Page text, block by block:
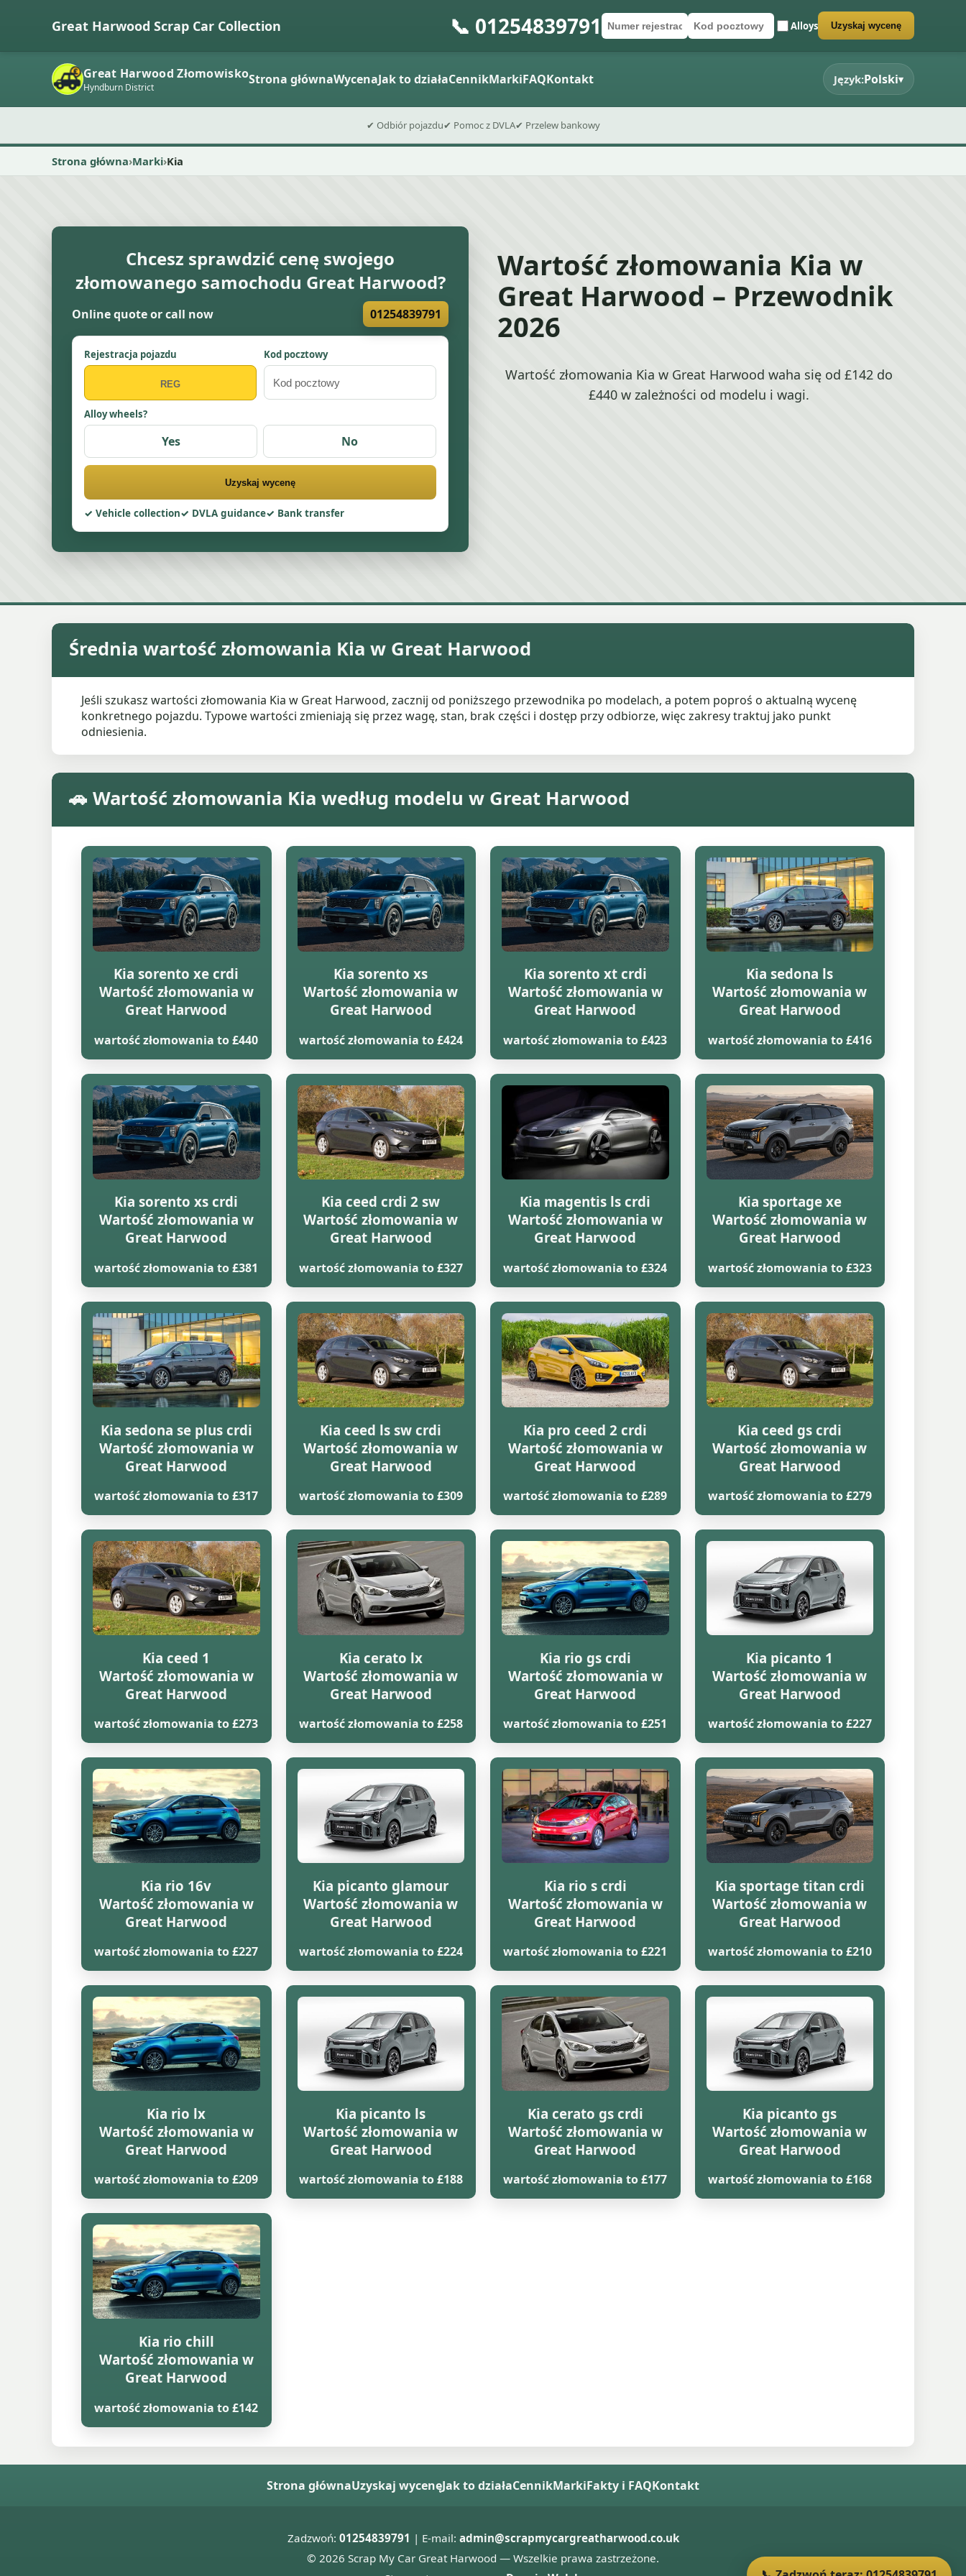
Great Harwood Scrap Car Collection 📞 01254839791Numer rejestracyjny
Kod pocztowy Alloys
Wyślij formularz wyceny Uzyskaj wycenę
Great Harwood Złomowisko
Hyndburn District Strona głównaWycenaJak to działaCennikMarkiFAQKontakt Język:Polski▾
✔ Odbiór pojazdu✔ Pomoc z DVLA✔ Przelew bankowy
Strona główna Marki Kia
Chcesz sprawdzić cenę swojego
złomowanego samochodu Great Harwood?
Online quote or call now 01254839791
Rejestracja pojazdu Kod pocztowy
Alloy wheels?
Yes No
Uzyskaj wycenę
Vehicle collection DVLA guidance Bank transfer
Wartość złomowania Kia w
Great Harwood – Przewodnik
2026
Wartość złomowania Kia w Great Harwood waha się od £142 do
£440 w zależności od modelu i wagi.
Średnia wartość złomowania Kia w Great Harwood
Jeśli szukasz wartości złomowania Kia w Great Harwood, zacznij od poniższego przewodnika po modelach, a potem poproś o aktualną wycenę
konkretnego pojazdu. Typowe wartości zmieniają się przez wagę, stan, brak części i dostęp przy odbiorze, więc zakresy traktuj jako punkt
odniesienia.
🚗 Wartość złomowania Kia według modelu w Great Harwood
Kia sorento xe crdi
Wartość złomowania w
Great Harwood
wartość złomowania to £440
Kia sorento xs
Wartość złomowania w
Great Harwood
wartość złomowania to £424
Kia sorento xt crdi
Wartość złomowania w
Great Harwood
wartość złomowania to £423
Kia sedona ls
Wartość złomowania w
Great Harwood
wartość złomowania to £416
Kia sorento xs crdi
Wartość złomowania w
Great Harwood
wartość złomowania to £381
Kia ceed crdi 2 sw
Wartość złomowania w
Great Harwood
wartość złomowania to £327
Kia magentis ls crdi
Wartość złomowania w
Great Harwood
wartość złomowania to £324
Kia sportage xe
Wartość złomowania w
Great Harwood
wartość złomowania to £323
Kia sedona se plus crdi
Wartość złomowania w
Great Harwood
wartość złomowania to £317
Kia ceed ls sw crdi
Wartość złomowania w
Great Harwood
wartość złomowania to £309
Kia pro ceed 2 crdi
Wartość złomowania w
Great Harwood
wartość złomowania to £289
Kia ceed gs crdi
Wartość złomowania w
Great Harwood
wartość złomowania to £279
Kia ceed 1
Wartość złomowania w
Great Harwood
wartość złomowania to £273
Kia cerato lx
Wartość złomowania w
Great Harwood
wartość złomowania to £258
Kia rio gs crdi
Wartość złomowania w
Great Harwood
wartość złomowania to £251
Kia picanto 1
Wartość złomowania w
Great Harwood
wartość złomowania to £227
Kia rio 16v
Wartość złomowania w
Great Harwood
wartość złomowania to £227
Kia picanto glamour
Wartość złomowania w
Great Harwood
wartość złomowania to £224
Kia rio s crdi
Wartość złomowania w
Great Harwood
wartość złomowania to £221
Kia sportage titan crdi
Wartość złomowania w
Great Harwood
wartość złomowania to £210
Kia rio lx
Wartość złomowania w
Great Harwood
wartość złomowania to £209
Kia picanto ls
Wartość złomowania w
Great Harwood
wartość złomowania to £188
Kia cerato gs crdi
Wartość złomowania w
Great Harwood
wartość złomowania to £177
Kia picanto gs
Wartość złomowania w
Great Harwood
wartość złomowania to £168
Kia rio chill
Wartość złomowania w
Great Harwood
wartość złomowania to £142
Strona głównaUzyskaj wycenęJak to działaCennikMarkiFakty i FAQKontakt
Zadzwoń: 01254839791 | E-mail: admin@scrapmycargreatharwood.co.uk
© 2026 Scrap My Car Great Harwood — Wszelkie prawa zastrzeżone.